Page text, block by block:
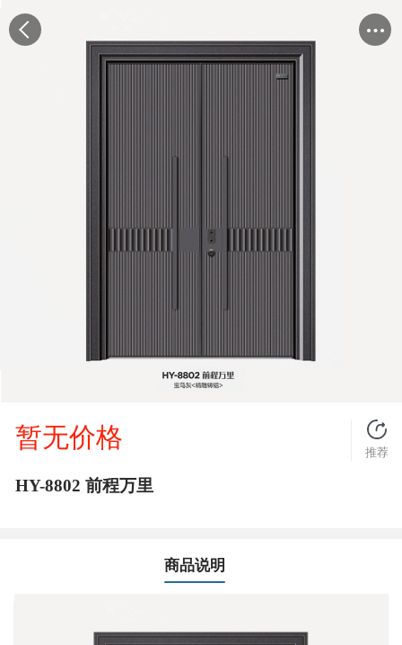
暂无价格
推荐
HY-8802 前程万里
商品说明